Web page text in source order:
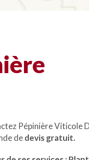
Pépinière Viticole
dedevis gratuit.